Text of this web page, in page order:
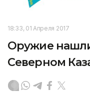
18:33, 01 Апреля 2017
Оружие
Северном